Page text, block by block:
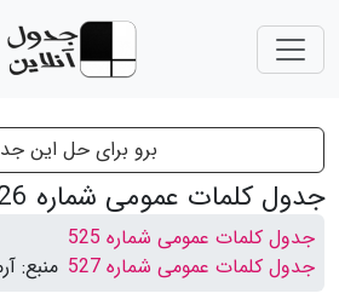
برو برای حل این
جدول کلمات عمومی شماره 526
جدول کلمات عمومی شماره 525
جدول کلمات عمومی شماره 527
منبع: